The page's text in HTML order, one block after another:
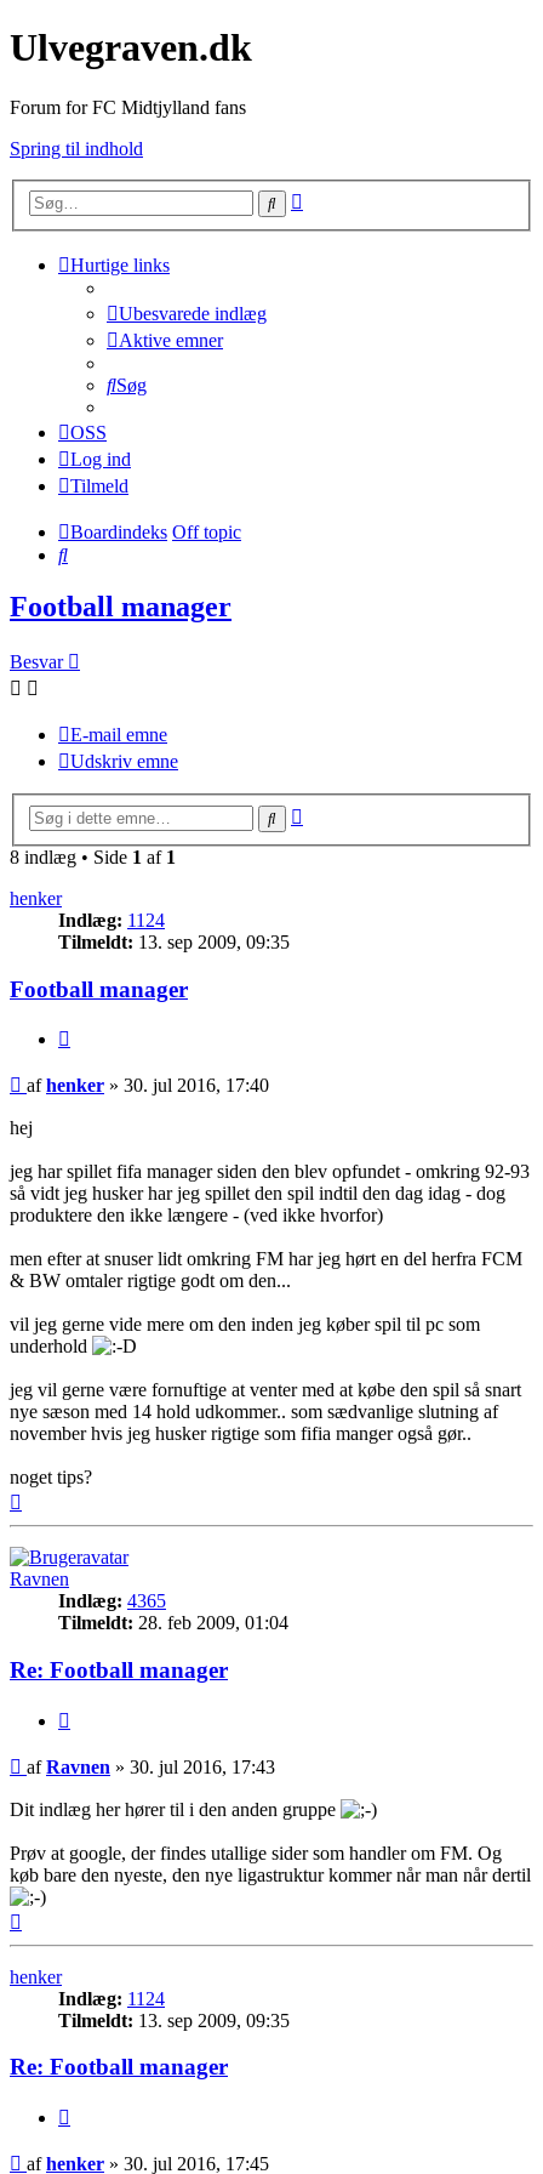
Ulvegraven.dk
Forum for FC Midtjylland fans
Spring til indhold
Søg
Hurtige links
Ubesvarede indlæg
Aktive emner
Søg
OSS
Log ind
Tilmeld
Boardindeks Off topic
Søg
Football manager
Besvar
E-mail emne
Udskriv emne
Søg
8 indlæg • Side 1 af 1
henker
Indlæg: 1124
Tilmeldt: 13. sep 2009, 09:35
Football manager
Indlæg
afhenker » 30. jul 2016, 17:40
hej
jeg har spillet fifa manager siden den blev opfundet - omkring 92-93
så vidt jeg husker har jeg spillet den spil indtil den dag idag - dog
produktere den ikke længere - (ved ikke hvorfor)
men efter at snuser lidt omkring FM har jeg hørt en del herfra FCM
& BW omtaler rigtige godt om den...
vil jeg gerne vide mere om den inden jeg køber spil til pc som
underhold
jeg vil gerne være fornuftige at venter med at købe den spil så snart
nye sæson med 14 hold udkommer.. som sædvanlige slutning af
november hvis jeg husker rigtige som fifia manger også gør..
noget tips?
Ravnen
Indlæg: 4365
Tilmeldt: 28. feb 2009, 01:04
Re: Football manager
Indlæg
afRavnen » 30. jul 2016, 17:43
Dit indlæg her hører til i den anden gruppe
Prøv at google, der findes utallige sider som handler om FM. Og
køb bare den nyeste, den nye ligastruktur kommer når man når dertil
henker
Indlæg: 1124
Tilmeldt: 13. sep 2009, 09:35
Re: Football manager
Indlæg
afhenker » 30. jul 2016, 17:45